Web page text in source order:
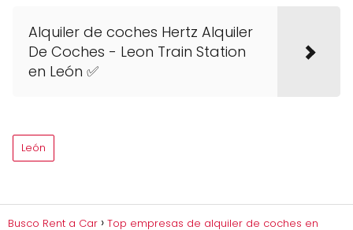
Alquiler de coches Hertz Alquiler
De Coches - Leon Train Station
en León ✅
León
Busco Rent a Car Top empresas de alquiler de coches en